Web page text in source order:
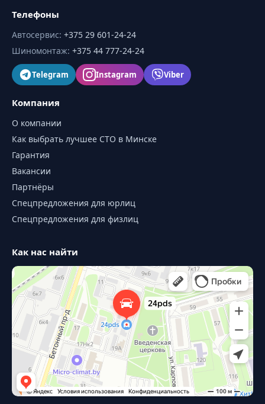
Телефоны
Автосервис: +375 29 601-24-24
Шиномонтаж: +375 44 777-24-24
Telegram Instagram Viber
Компания
О компании
Как выбрать лучшее СТО в Минске
Гарантия
Вакансии
Партнёры
Спецпредложения для юрлиц
Спецпредложения для физлиц
Как нас найти